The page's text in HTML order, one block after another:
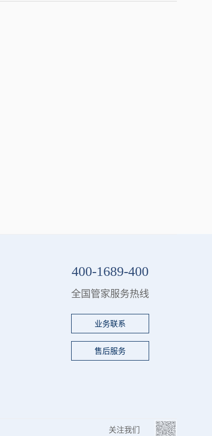
400-1689-400
全国管家服务热线
业务联系
售后服务
关注我们